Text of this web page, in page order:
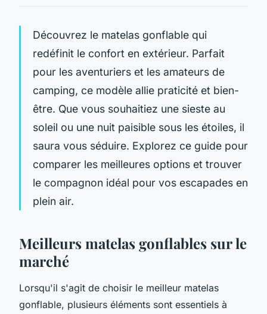
Découvrez le matelas gonflable qui
redéfinit le confort en extérieur. Parfait
pour les aventuriers et les amateurs de
camping, ce modèle allie praticité et bien-
être. Que vous souhaitiez une sieste au
soleil ou une nuit paisible sous les étoiles, il
saura vous séduire. Explorez ce guide pour
comparer les meilleures options et trouver
le compagnon idéal pour vos escapades en
plein air.
Meilleurs matelas gonflables sur le
marché
Lorsqu'il s'agit de choisir le meilleur matelas
gonflable, plusieurs éléments sont essentiels à